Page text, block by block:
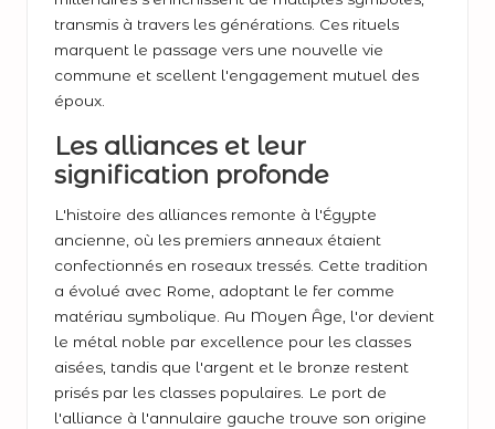
transmis à travers les générations. Ces rituels
marquent le passage vers une nouvelle vie
commune et scellent l'engagement mutuel des
époux.
Les alliances et leur
signification profonde
L'histoire des alliances remonte à l'Égypte
ancienne, où les premiers anneaux étaient
confectionnés en roseaux tressés. Cette tradition
a évolué avec Rome, adoptant le fer comme
matériau symbolique. Au Moyen Âge, l'or devient
le métal noble par excellence pour les classes
aisées, tandis que l'argent et le bronze restent
prisés par les classes populaires. Le port de
l'alliance à l'annulaire gauche trouve son origine